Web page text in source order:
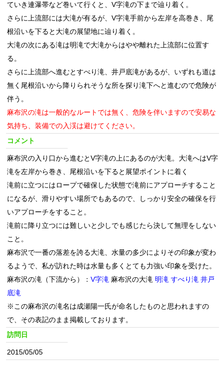
ていき連瀑帯など巻いて行くと、V字滝の下まで辿り着く。
さらに上流部には大滝が有るが、V字滝手前から左岸を高巻き、尾
根沿いを下ると大滝の展望地に辿り着く。
大滝の次にある滝は明滝で大滝からはやや離れた上流部に位置す
る。
さらに上流部へ進むとすべり滝、井戸底滝があるが、いずれも道は
無く尾根沿いから降りられそうな所を探り滝下へと進むので危険が
伴う。
麻布沢の滝は一般的なルートでは無く、危険を伴いますので安易な
気持ち、装備での入渓は避けてください。
コメント
麻布沢の入り口から進むとV字滝の上にあるのが大滝。大滝へはV字
滝を左岸から巻き、尾根沿いを下ると展望ポイントに着く
滝前に立つにはロープで確保した状態で滝前にアプローチすること
になるが、滑りやすい場所でもあるので、しっかり安全の確保を行
いアプローチをすること。
滝前に降り立つには難しいと少しでも感じたら決して無理をしない
こと。
麻布沢で一番の落差を誇る大滝、水量の多少によりその印象が変わ
るようで、私が訪れた時は水量も多くとても力強い印象を受けた。
麻布沢の滝（下流から）： V字滝 麻布沢の大滝 明滝 すべり滝 井戸
底滝
※この麻布沢の滝名は成瀬陽一氏が命名したものと思われますの
で、その表記のまま掲載しております。
訪問日
2015/05/05